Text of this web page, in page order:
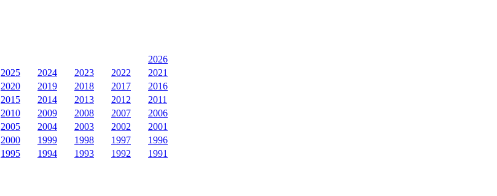
2026
2025
2024 2023 2022
2021
2020
2019 2018 2017
2016
2015
2014 2013 2012
2011
2010
2009 2008 2007
2006
2005
2004 2003 2002
2001
2000
1999 1998 1997
1996
1995
1994 1993 1992 1991